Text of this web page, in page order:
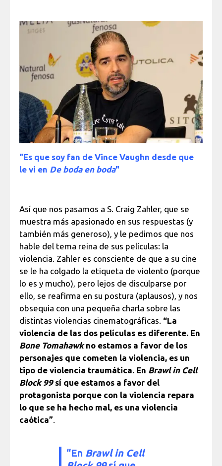
"Es que soy fan de Vince Vaughn desde que
le vi en De boda en boda"
Así que nos pasamos a S. Craig Zahler, que se
muestra más apasionado en sus respuestas (y
también más generoso), y le pedimos que nos
hable del tema reina de sus películas: la
violencia. Zahler es consciente de que a su cine
se le ha colgado la etiqueta de violento (porque
lo es y mucho), pero lejos de disculparse por
ello, se reafirma en su postura (aplausos), y nos
obsequia con una pequeña charla sobre las
distintas violencias cinematográficas. “La
violencia de las dos películas es diferente. En
Bone Tomahawkno estamos a favor de los
personajes que cometen la violencia, es un
tipo de violencia traumática. En Brawl in Cell
Block 99sí que estamos a favor del
protagonista porque con la violencia repara
lo que se ha hecho mal, es una violencia
caótica”.
“En Brawl in Cell